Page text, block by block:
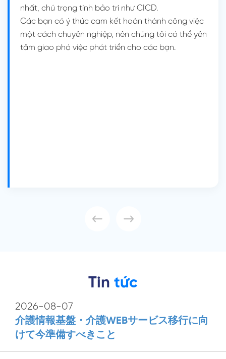
nhất, chú trọng tính bảo trì như CICD.
Các bạn có ý thức cam kết hoàn thành công việc
một cách chuyên nghiệp, nên chúng tôi có thể yên
tâm giao phó việc phát triển cho các bạn.
Tin tức
2026-08-07
介護情報基盤・介護WEBサービス移行に向
けて今準備すべきこと